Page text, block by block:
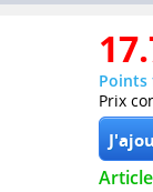
Points
Prix